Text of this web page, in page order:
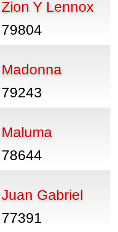
Zion Y Lennox
79804
Madonna
79243
Maluma
78644
Juan Gabriel
77391